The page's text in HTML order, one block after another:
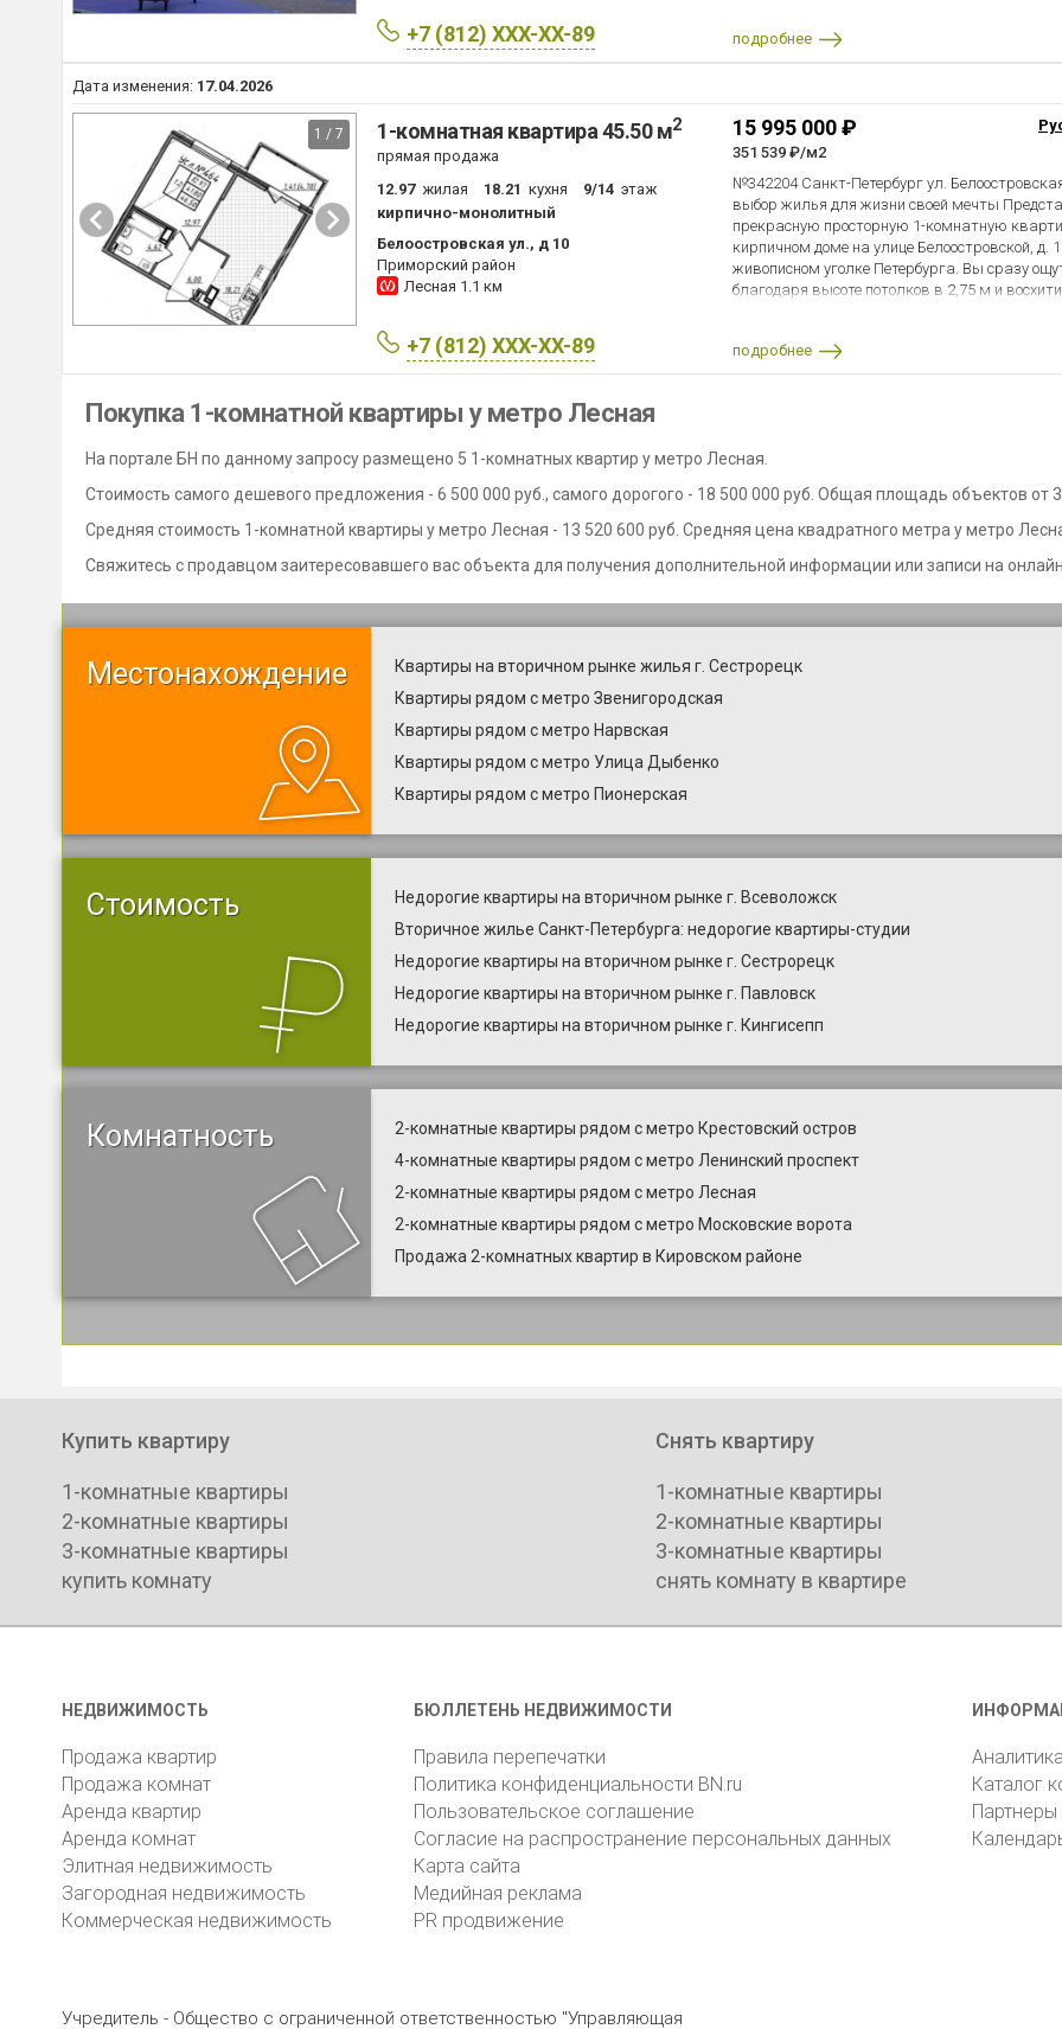
+7 (812) XXX-XX-89
отделка с готовой инженерией, скрытая
Современные системы очистки воды,
Закрытая территория с видеонаблюдением
Благоустроенная территория с зонами
Торговые центры и магазины Поликлиника и
пешей доступности Быстрый выезд на ЗСД
ипотека — осуществите мечту о собственном
выгодных условиях!
подробнее
Дата изменения: 17.04.2026
1 / 7 1-комнатная квартира 45.50 м2
прямая продажа
12.97 жилая 18.21 кухня 9/14 этаж
кирпично-монолитный
Белоостровская ул., д 10
Приморский район
Лесная 1.1 км
+7 (812) XXX-XX-89
15 995 000 ₽
351 539 ₽/м2
№342204 Санкт-Петербург ул.
выбор жилья для жизни своей мечты
прекрасную просторную 1-комнатную
кирпичном доме на улице Белоостровской, д.
живописном уголке Петербурга. Вы сразу
благодаря высоте потолков в 2,75 м и
своего стиля. Покупайте свободную от
воплотите мечту о собственном дизайне
А быстрое перемещение на любом этаже
современных пассажирского и грузового
для полноценной жизни: школа, детский сад,
шаговой доступности. Плюс всего за 16
жилье юридически готово к покупке, все
квартиры, созвонитесь с нами и узнайте
нашей квартирой!
подробнее
Покупка 1-комнатной квартиры у метро Лесная
На портале БН по данному запросу размещено 5 1-комнатных квартир у метро Лесная.
Стоимость самого дешевого предложения - 6 500 000 руб., самого дорогого - 18 500 000 руб. Общая площадь объектов от
Средняя стоимость 1-комнатной квартиры у метро Лесная - 13 520 600 руб. Средняя цена квадратного метра у метро
Свяжитесь с продавцом заитересовавшего вас объекта для получения дополнительной информации или записи на
Местонахождение
Квартиры на вторичном рынке жилья г. Сестрорецк
Квартиры рядом с метро Звенигородская
Квартиры рядом с метро Нарвская
Квартиры рядом с метро Улица Дыбенко
Квартиры рядом с метро Пионерская
Стоимость
Недорогие квартиры на вторичном рынке г. Всеволожск
Вторичное жилье Санкт-Петербурга: недорогие квартиры-студии
Недорогие квартиры на вторичном рынке г. Сестрорецк
Недорогие квартиры на вторичном рынке г. Павловск
Недорогие квартиры на вторичном рынке г. Кингисепп
Комнатность
2-комнатные квартиры рядом с метро Крестовский остров
4-комнатные квартиры рядом с метро Ленинский проспект
2-комнатные квартиры рядом с метро Лесная
2-комнатные квартиры рядом с метро Московские ворота
Продажа 2-комнатных квартир в Кировском районе
Купить квартиру
1-комнатные квартиры
2-комнатные квартиры
3-комнатные квартиры
купить комнату
Снять квартиру
1-комнатные квартиры
2-комнатные квартиры
3-комнатные квартиры
снять комнату в квартире
НЕДВИЖИМОСТЬ
Продажа квартир
Продажа комнат
Аренда квартир
Аренда комнат
Элитная недвижимость
Загородная недвижимость
Коммерческая недвижимость
БЮЛЛЕТЕНЬ НЕДВИЖИМОСТИ
Правила перепечатки
Политика конфиденциальности BN.ru
Пользовательское соглашение
Согласие на распространение персональных данных
Карта сайта
Медийная реклама
PR продвижение
Каталог
Партнеры
Учредитель - Общество с ограниченной ответственностью "Управляющая